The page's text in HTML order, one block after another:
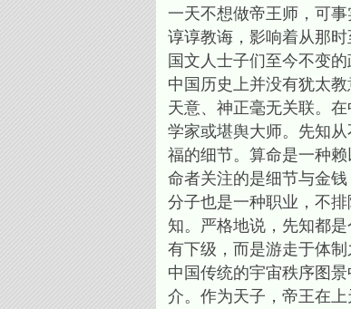
一天不想做帝王师，可
谆谆教诲，影响着从那
国文人士子们至今不变的
中国历史上并没有犹太
天意、神正毫无关联。
学家或堪舆大师。先知
福的细节。算命是一种
命者关注的是细节与金
分子也是一种职业，不
知。严格地说，先知都
有下级，而是游走于体制
中国传统的宇宙秩序图
介。作为天子，帝王在